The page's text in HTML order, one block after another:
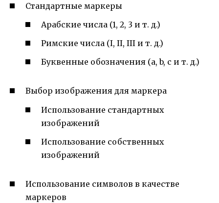
Стандартные маркеры
Арабские числа (1, 2, 3 и т. д.)
Римские числа (I, II, III и т. д.)
Буквенные обозначения (a, b, c и т. д.)
Выбор изображения для маркера
Использование стандартных
изображений
Использование собственных
изображений
Использование символов в качестве
маркеров